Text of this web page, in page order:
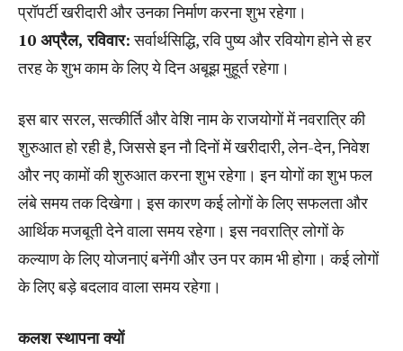
प्रॉपर्टी खरीदारी और उनका निर्माण करना शुभ रहेगा।
10 अप्रैल, रविवार:सर्वार्थसिद्धि, रवि पुष्य और रवियोग होने से हर
तरह के शुभ काम के लिए ये दिन अबूझ मुहूर्त रहेगा।
इस बार सरल, सत्कीर्ति और वेशि नाम के राजयोगों में नवरात्रि की
शुरुआत हो रही है, जिससे इन नौ दिनों में खरीदारी, लेन-देन, निवेश
और नए कामों की शुरुआत करना शुभ रहेगा। इन योगों का शुभ फल
लंबे समय तक दिखेगा। इस कारण कई लोगों के लिए सफलता और
आर्थिक मजबूती देने वाला समय रहेगा। इस नवरात्रि लोगों के
कल्याण के लिए योजनाएं बनेंगी और उन पर काम भी होगा। कई लोगों
के लिए बड़े बदलाव वाला समय रहेगा।
कलश स्थापना क्यों